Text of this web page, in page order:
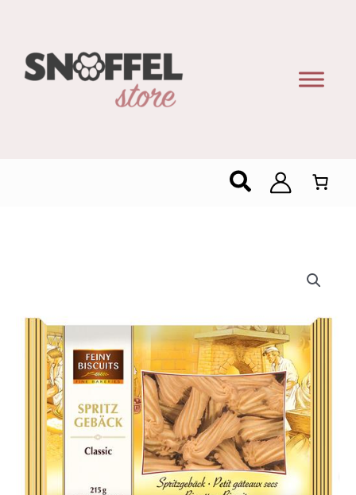
Zoeken
215g
Klassieke
Zandkoekjes
aantal